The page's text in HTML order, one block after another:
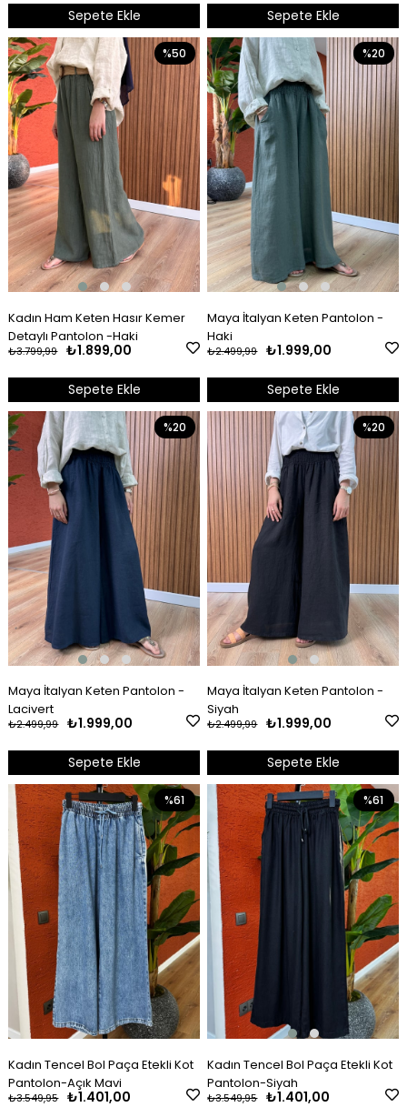
Sepete Ekle Sepete Ekle
Kadın Ham Keten Hasır Kemer
Detaylı Pantolon -Haki
₺1.899,00
₺3.799,99
Sepete Ekle
%50
Maya İtalyan Keten Pantolon -
Haki
₺1.999,00
₺2.499,99
Sepete Ekle
%20
Maya İtalyan Keten Pantolon -
Lacivert
₺1.999,00
₺2.499,99
Sepete Ekle
%20
Maya İtalyan Keten Pantolon -
Siyah
₺1.999,00
₺2.499,99
Sepete Ekle
%20
Kadın Tencel Bol Paça Etekli Kot
Pantolon-Açık Mavi
₺1.401,00
₺3.549,95
%61
Kadın Tencel Bol Paça Etekli Kot
Pantolon-Siyah
₺1.401,00
₺3.549,95
%61